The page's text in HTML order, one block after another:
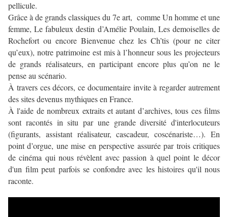
pellicule.
Grâce à de grands classiques du 7e art, comme Un homme et une
femme, Le fabuleux destin d’Amélie Poulain, Les demoiselles de
Rochefort ou encore Bienvenue chez les Ch’tis (pour ne citer
qu’eux), notre patrimoine est mis à l’honneur sous les projecteurs
de grands réalisateurs, en participant encore plus qu’on ne le
pense au scénario.
À travers ces décors, ce documentaire invite à regarder autrement
des sites devenus mythiques en France.
À l'aide de nombreux extraits et autant d’archives, tous ces films
sont racontés in situ par une grande diversité d'interlocuteurs
(figurants, assistant réalisateur, cascadeur, coscénariste…). En
point d’orgue, une mise en perspective assurée par trois critiques
de cinéma qui nous révèlent avec passion à quel point le décor
d'un film peut parfois se confondre avec les histoires qu'il nous
raconte.